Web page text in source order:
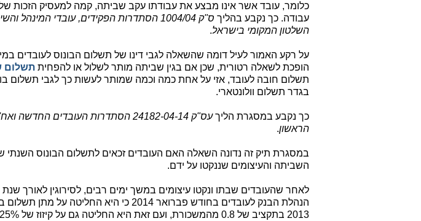
כלומר, עובד אשר אינו מבצע את עבודתו עקב שביתה, קמה למעסיק הזכות
עבודה. כך נקבע בהליך
ס"ק 1004/04 הסתדרות הפקידים, עובדי המינהל
השלטון המקומי בישראל.
על רקע האמור לעיל דומה שהשאלה לגבי דינו של תשלום הבונוס לעובדים
הופכת לשאלה רטורית, שכן אם בגין שביתה מותר לשלול או להפחית תשלום
תשלום חובה לעובד, אזי על אחת כמה וכמה שמותר לעשות כך לגבי תשלום
בגדר תשלום וולונטארי.
כך נקבע במסגרת הליך
עס"ק 24182-04-14 הסתדרות העובדים
הראשון.
במסגרת תיק זה נדונה השאלה האם העובדים זכאים לתשלום הבונוס השנתי
השביתה והעיצומים שננקטו על ידם.
הנהלת הבנק לעובדים בחודש פברואר 2014 כי היא